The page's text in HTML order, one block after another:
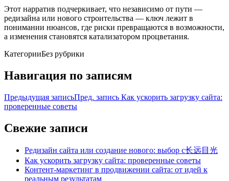
Этот нарратив подчеркивает, что независимо от пути —
редизайна или нового строительства — ключ лежит в
понимании нюансов, где риски превращаются в возможности,
а изменения становятся катализатором процветания.
КатегорииБез рубрики
Навигация по записям
Предыдущая записьПред. запись Как ускорить загрузку сайта:
проверенные советы
Свежие записи
Редизайн сайта или создание нового: выбор с长远目光
Как ускорить загрузку сайта: проверенные советы
Контент-маркетинг в продвижении сайта: от идей к
реальным результатам